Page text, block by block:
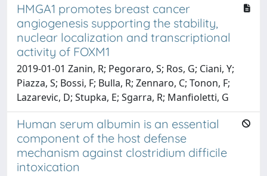
HMGA1 promotes breast cancer
angiogenesis supporting the stability,
nuclear localization and transcriptional
activity of FOXM1
2019-01-01 Zanin, R; Pegoraro, S; Ros, G; Ciani, Y;
Piazza, S; Bossi, F; Bulla, R; Zennaro, C; Tonon, F;
Lazarevic, D; Stupka, E; Sgarra, R; Manfioletti, G
Human serum albumin is an essential
component of the host defense
mechanism against clostridium difficile
intoxication